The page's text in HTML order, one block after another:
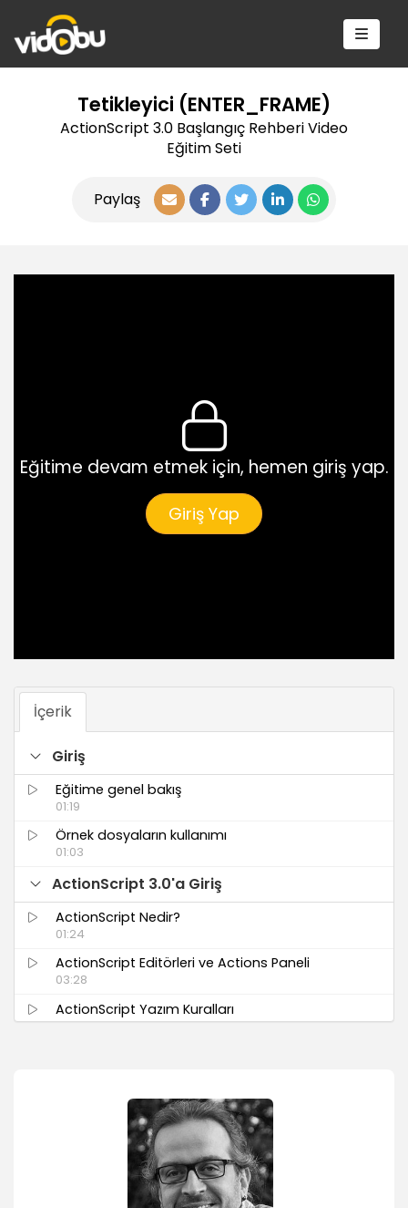
Tetikleyici (ENTER_FRAME)
ActionScript 3.0 Başlangıç Rehberi Video
Eğitim Seti
Paylaş
Eğitime devam etmek için, hemen giriş yap.
Giriş Yap
İçerik
Giriş
Eğitime genel bakış
01:19
Örnek dosyaların kullanımı
01:03
ActionScript 3.0'a Giriş
ActionScript Nedir?
01:24
ActionScript Editörleri ve Actions Paneli
03:28
ActionScript Yazım Kuralları
01:40
Sembol özellikleri
Sembol methodları